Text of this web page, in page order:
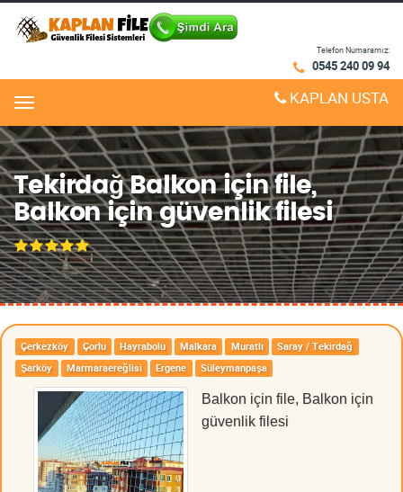
Telefon Numaramız:
0545 240 09 94
Menu KAPLAN USTA
Tekirdağ Balkon için file,
Balkon için güvenlik filesi
Çerkezköy Çorlu Hayrabolu Malkara Muratlı
Saray / Tekirdağ
Şarköy
Marmaraereğlisi Ergene Süleymanpaşa
Balkon için file, Balkon için
güvenlik filesi